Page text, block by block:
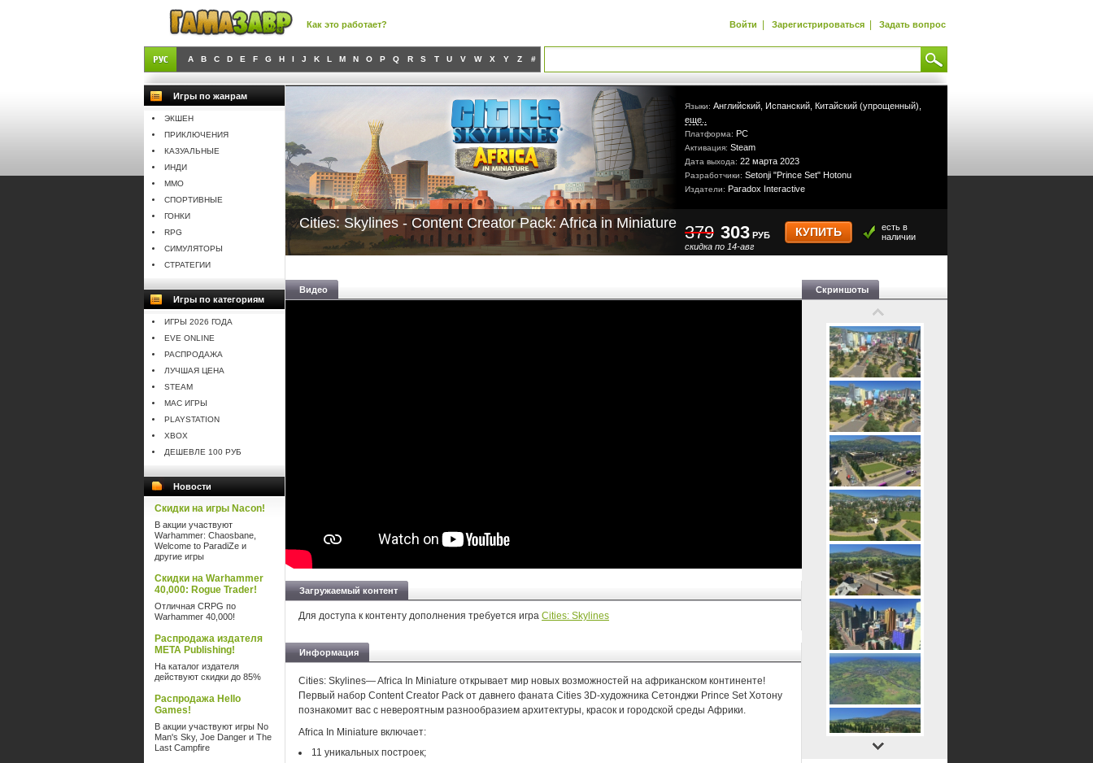
Как это работает? Войти | Зарегистрироваться | Задать вопрос
A B C D E F G H I J K L M N O P Q R S T U V W X Y Z #
Игры по жанрам
ЭКШЕН
ПРИКЛЮЧЕНИЯ
КАЗУАЛЬНЫЕ
ИНДИ
MMO
СПОРТИВНЫЕ
ГОНКИ
RPG
СИМУЛЯТОРЫ
СТРАТЕГИИ
Игры по категориям
ИГРЫ 2026 ГОДА
EVE ONLINE
РАСПРОДАЖА
ЛУЧШАЯ ЦЕНА
STEAM
MAC ИГРЫ
PLAYSTATION
XBOX
ДЕШЕВЛЕ 100 РУБ
Новости
Скидки на игры Nacon!
В акции участвуют
Warhammer: Chaosbane,
Welcome to ParadiZe и
другие игры
Скидки на Warhammer
40,000: Rogue Trader!
Отличная CRPG по
Warhammer 40,000!
Распродажа издателя
META Publishing!
На каталог издателя
действуют скидки до 85%
Распродажа Hello
Games!
В акции участвуют игры No
Man's Sky, Joe Danger и The
Last Campfire
Языки: Английский, Испанский, Китайский (упрощенный),
еще..
Платформа: PC
Активация: Steam
Дата выхода: 22 марта 2023
Разработчики: Setonji "Prince Set" Hotonu
Издатели: Paradox Interactive
Cities: Skylines - Content Creator Pack: Africa in Miniature 379
скидка по 14-авг
303 РУБ КУПИТЬ
есть в
наличии
Видео
Загружаемый контент
Для доступа к контенту дополнения требуется игра Cities: Skylines
Информация
Cities: Skylines— Africa In Miniature открывает мир новых возможностей на африканском континенте!
Первый набор Content Creator Pack от давнего фаната Cities 3D-художника Сетонджи Prince Set Хотону
познакомит вас с невероятным разнообразием архитектуры, красок и городской среды Африки.
Africa In Miniature включает:
11 уникальных построек;
Скриншоты